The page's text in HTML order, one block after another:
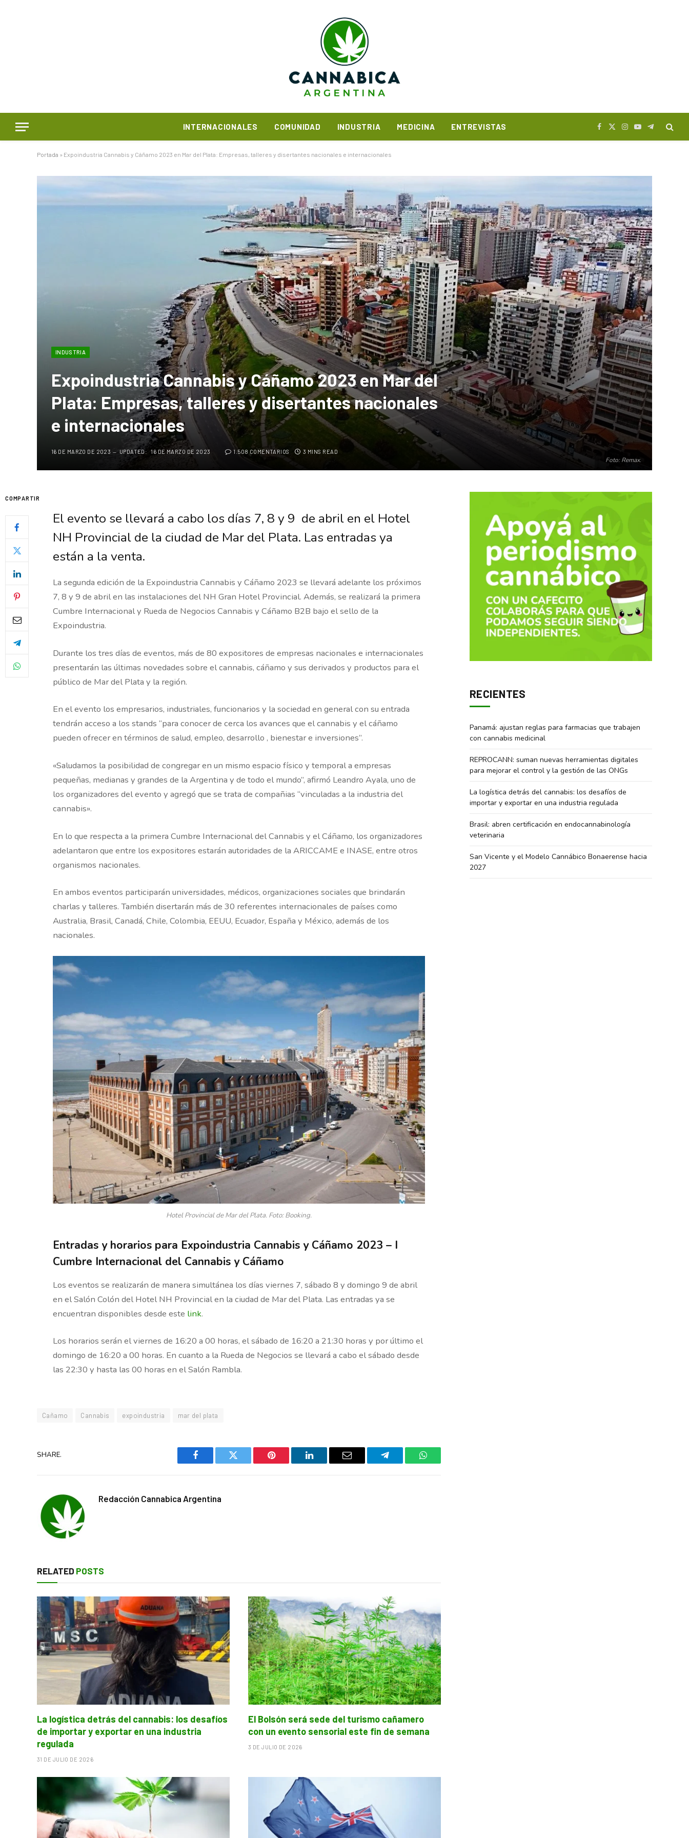
INTERNACIONALES COMUNIDAD INDUSTRIA MEDICINA ENTREVISTAS Facebook
X
(Twitter)
Instagram
YouTubeTelegram
Portada » Expoindustria Cannabis y Cáñamo 2023 en Mar del Plata: Empresas, talleres y disertantes nacionales e internacionales
Foto: Remax.
INDUSTRIA
Expoindustria Cannabis y Cáñamo 2023 en Mar del
Plata: Empresas, talleres y disertantes nacionales
e internacionales
16 DE MARZO DE 2023 UPDATED: 16 DE MARZO DE 2023 1.508 COMENTARIOS 3 MINS READ
COMPARTIR
El evento se llevará a cabo los días 7, 8 y 9 de abril en el Hotel
NH Provincial de la ciudad de Mar del Plata. Las entradas ya
están a la venta.
La segunda edición de la Expoindustria Cannabis y Cáñamo 2023 se llevará adelante los próximos
7, 8 y 9 de abril en las instalaciones del NH Gran Hotel Provincial. Además, se realizará la primera
Cumbre Internacional y Rueda de Negocios Cannabis y Cáñamo B2B bajo el sello de la
Expoindustria.
Durante los tres días de eventos, más de 80 expositores de empresas nacionales e internacionales
presentarán las últimas novedades sobre el cannabis, cáñamo y sus derivados y productos para el
público de Mar del Plata y la región.
En el evento los empresarios, industriales, funcionarios y la sociedad en general con su entrada
tendrán acceso a los stands “para conocer de cerca los avances que el cannabis y el cáñamo
pueden ofrecer en términos de salud, empleo, desarrollo , bienestar e inversiones”.
«Saludamos la posibilidad de congregar en un mismo espacio físico y temporal a empresas
pequeñas, medianas y grandes de la Argentina y de todo el mundo”, afirmó Leandro Ayala, uno de
los organizadores del evento y agregó que se trata de compañias “vinculadas a la industria del
cannabis».
En lo que respecta a la primera Cumbre Internacional del Cannabis y el Cáñamo, los organizadores
adelantaron que entre los expositores estarán autoridades de la ARICCAME e INASE, entre otros
organismos nacionales.
En ambos eventos participarán universidades, médicos, organizaciones sociales que brindarán
charlas y talleres. También disertarán más de 30 referentes internacionales de países como
Australia, Brasil, Canadá, Chile, Colombia, EEUU, Ecuador, España y México, además de los
nacionales.
Hotel Provincial de Mar del Plata. Foto: Booking.
Entradas y horarios para Expoindustria Cannabis y Cáñamo 2023 – I
Cumbre Internacional del Cannabis y Cáñamo
Los eventos se realizarán de manera simultánea los días viernes 7, sábado 8 y domingo 9 de abril
en el Salón Colón del Hotel NH Provincial en la ciudad de Mar del Plata. Las entradas ya se
encuentran disponibles desde este link.
Los horarios serán el viernes de 16:20 a 00 horas, el sábado de 16:20 a 21:30 horas y por último el
domingo de 16:20 a 00 horas. En cuanto a la Rueda de Negocios se llevará a cabo el sábado desde
las 22:30 y hasta las 00 horas en el Salón Rambla.
Cañamo Cannabis expoindustria mar del plata
SHARE.
Facebook Twitter Pinterest LinkedIn Email Telegram WhatsApp
Redacción Cannabica Argentina
RELATED POSTS
La logística detrás del cannabis: los desafíos
de importar y exportar en una industria
regulada
31 DE JULIO DE 2026
El Bolsón será sede del turismo cañamero
con un evento sensorial este fin de semana
3 DE JULIO DE 2026
RECIENTES
Panamá: ajustan reglas para farmacias que trabajen
con cannabis medicinal
REPROCANN: suman nuevas herramientas digitales
para mejorar el control y la gestión de las ONGs
La logística detrás del cannabis: los desafíos de
importar y exportar en una industria regulada
Brasil: abren certificación en endocannabinología
veterinaria
San Vicente y el Modelo Cannábico Bonaerense hacia
2027